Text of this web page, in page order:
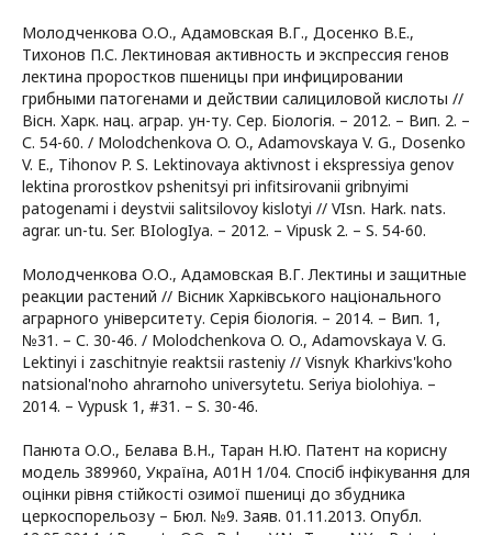
Молодченкова О.О., Адамовская В.Г., Досенко В.Е.,
Тихонов П.С. Лектиновая активность и экспрессия генов
лектина проростков пшеницы при инфицировании
грибными патогенами и действии салициловой кислоты //
Вісн. Харк. нац. аграр. ун-ту. Сер. Біологія. – 2012. – Вип. 2. –
С. 54-60. / Molodchenkova O. O., Adamovskaya V. G., Dosenko
V. E., Tihonov P. S. Lektinovaya aktivnost i ekspressiya genov
lektina prorostkov pshenitsyi pri infitsirovanii gribnyimi
patogenami i deystvii salitsilovoy kislotyi // VIsn. Hark. nats.
agrar. un-tu. Ser. BIologIya. – 2012. – Vipusk 2. – S. 54-60.
Молодченкова О.О., Адамовская В.Г. Лектины и защитные
реакции растений // Вісник Харківського національного
аграрного університету. Серія біологія. – 2014. – Вип. 1,
№31. – С. 30-46. / Molodchenkova O. O., Adamovskaya V. G.
Lektinyi i zaschitnyie reaktsii rasteniy // Visnyk Kharkivs'koho
natsional'noho ahrarnoho universytetu. Seriya biolohiya. –
2014. – Vypusk 1, #31. – S. 30-46.
Панюта О.О., Белава В.Н., Таран Н.Ю. Патент на корисну
модель 389960, Україна, А01Н 1/04. Спосіб інфікування для
оцінки рівня стійкості озимої пшениці до збудника
церкоспорельозу – Бюл. №9. Заяв. 01.11.2013. Опубл.